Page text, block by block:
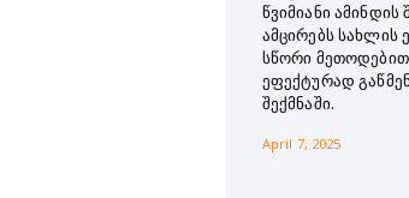
წვიმიანი
ამცირებს სახლის
სწორი
ეფექტურად
შექმნაში.
April 7, 2025